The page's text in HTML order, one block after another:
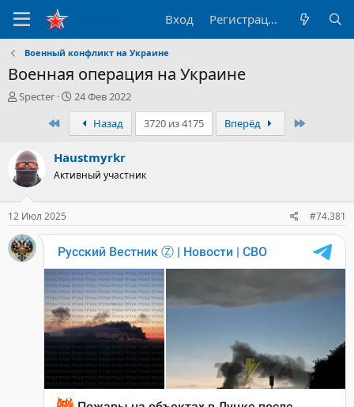
Вход Регистрация
Военный конфликт на Украине
Военная операция на Украине
А
р
т
е
м
ы
Specter
Д
а
а
н
а
ч
24 Фев 2022
ПервыйНазад 3720 из 4175 Вперёд
Haustmyrkr
Активный участник
12 Июл 2025 #74.381